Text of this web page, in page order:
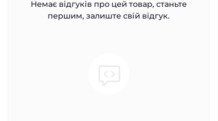
Немає відгуків про цей товар, станьте
першим, залиште свій відгук.